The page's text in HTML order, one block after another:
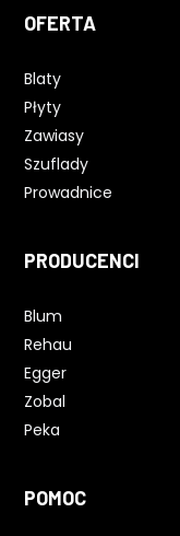
OFERTA
Blaty
Płyty
Zawiasy
Szuflady
Prowadnice
PRODUCENCI
Blum
Rehau
Egger
Zobal
Peka
POMOC